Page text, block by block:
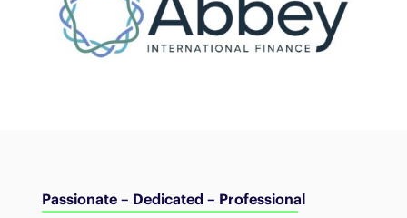
Passionate – Dedicated – Professional